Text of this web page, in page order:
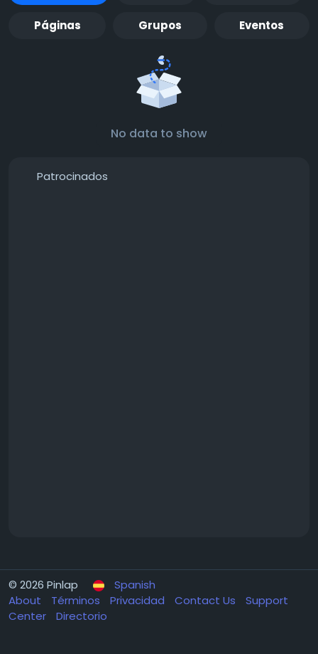
Páginas Grupos Eventos
No data to show
Patrocinados
© 2026 Pinlap
Spanish
About
Términos Privacidad Contact Us
Support
Center
Directorio